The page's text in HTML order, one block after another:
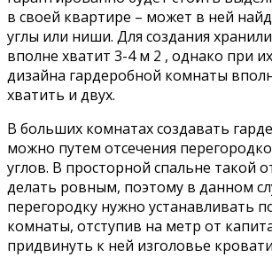
в своей квартире – может в ней
углы или ниши. Для создания
вполне хватит 3-4 м 2 , однако при
дизайна гардеробной комнаты
хватить и двух.
В больших комнатах создавать
можно путем отсечения
углов. В просторной спальне такой
делать ровным, поэтому в данном
перегородку нужно устанавливать
комнаты, отступив на метр от
придвинуть к ней изголовье